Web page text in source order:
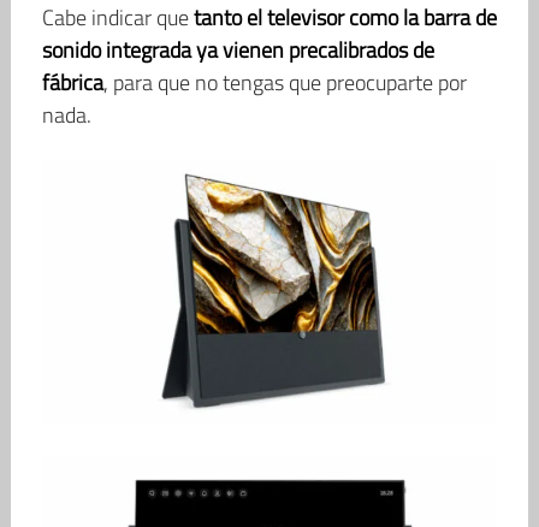
Cabe indicar quetanto el televisor como la barra de
sonido integrada ya vienen precalibrados de
fábrica, para que no tengas que preocuparte por
nada.